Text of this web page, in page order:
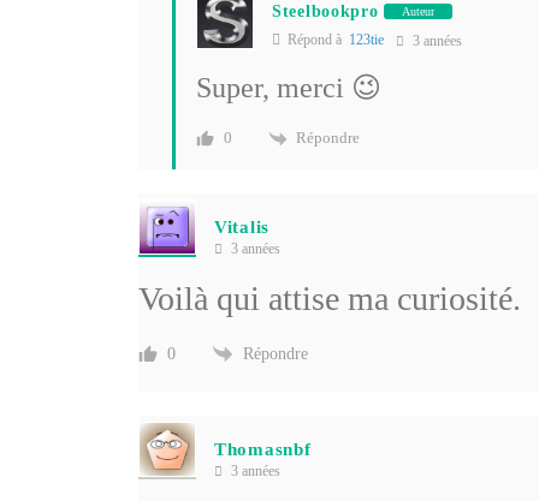
Steelbookpro Auteur
Répond à 123tie 3 années
Super, merci 😉
0 Répondre
Vitalis
3 années
Voilà qui attise ma curiosité.
0 Répondre
Thomasnbf
3 années